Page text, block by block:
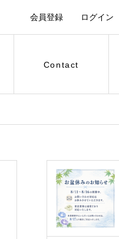
会員登録 ログイン
Contact